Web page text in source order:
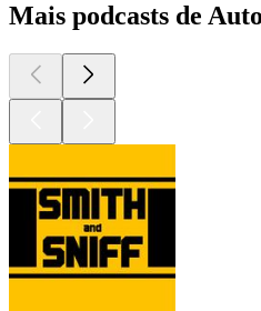
Mais podcasts de